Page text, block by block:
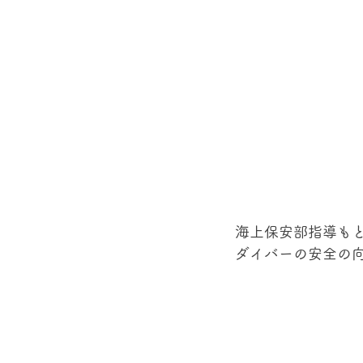
海上保安部指導も
ダイバーの安全の